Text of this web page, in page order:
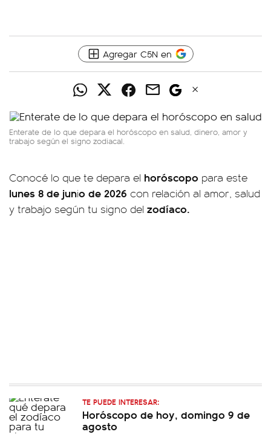
Agregar C5N en
Enterate de lo que depara el horóscopo en salud, dinero, amor y
trabajo según el signo zodiacal.
Conocé lo que te depara el horóscopo para este
lunes 8 de junio de 2026 con relación al amor, salud
y trabajo según tu signo del zodíaco.
TE PUEDE INTERESAR:
Horóscopo de hoy, domingo 9 de
agosto